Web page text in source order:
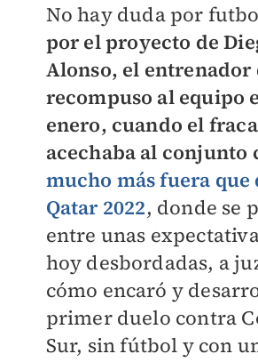
No hay duda por
por el proyecto de
Alonso, el entrenador
recompuso al equipo
enero, cuando el
acechaba al conjunto
mucho más fuera que
Qatar 2022, donde se
entre unas
hoy desbordadas, a
cómo encaró y
primer duelo contra
Sur, sin fútbol y con